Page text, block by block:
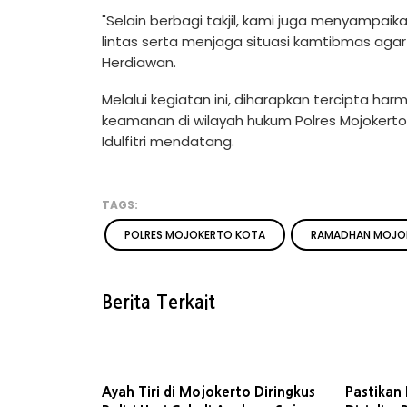
"Selain berbagi takjil, kami juga
lintas serta menjaga situasi kamtibmas
Herdiawan.
Melalui kegiatan ini, diharapkan tercipta
keamanan di wilayah hukum Polres
Idulfitri mendatang.
TAGS:
POLRES MOJOKERTO KOTA
RAMADHAN
Berita Terkait
Ayah Tiri di Mojokerto Diringkus
Pastikan